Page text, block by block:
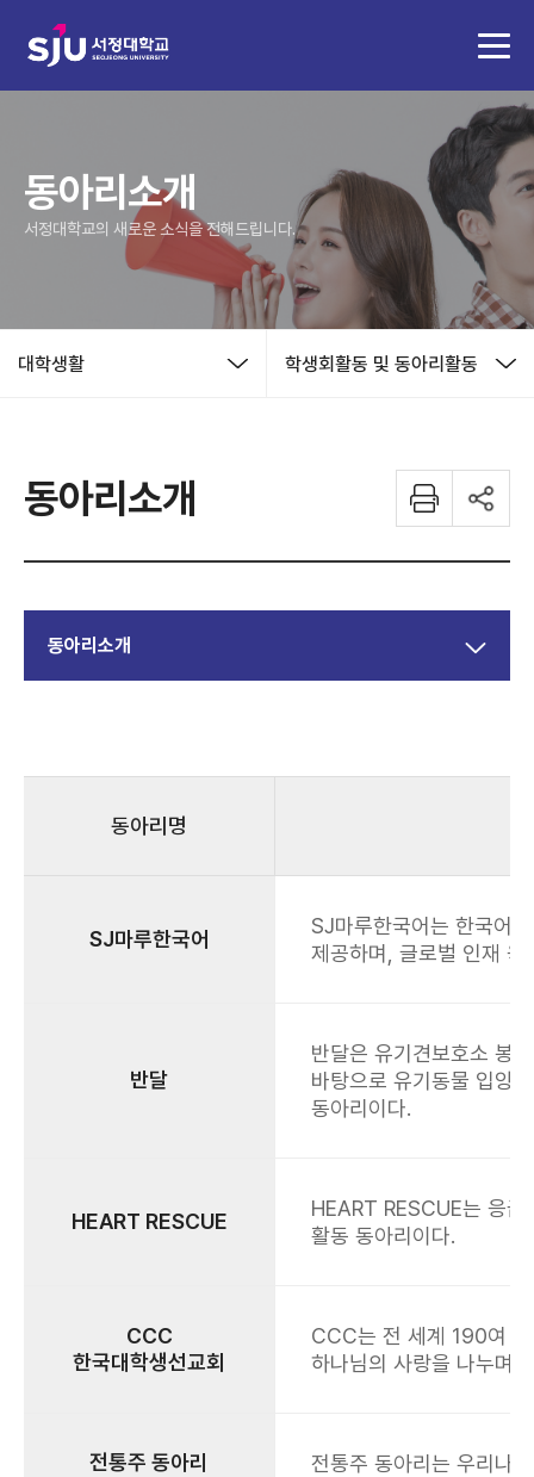
동아리소개
서정대학교의 새로운 소식을 전해드립니다.
대학생활 학생회활동 및 동아리활동
동아리소개
동아리소개
동아리명
SJ마루한국어
SJ마루한국어는 한국어
제공하며, 글로벌 인재
반달
반달은 유기견보호소 봉
바탕으로 유기동물 입양
동아리이다.
HEART RESCUE
HEART RESCUE는 응
활동 동아리이다.
CCC
한국대학생선교회
CCC는 전 세계 190여
하나님의 사랑을 나누며
전통주 동아리 전통주 동아리는 우리나